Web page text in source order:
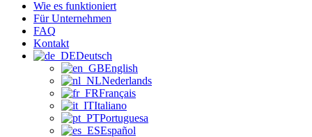
Wie es funktioniert
Für Unternehmen
FAQ
Kontakt
Deutsch
English
Nederlands
Français
Italiano
Portuguesa
Español